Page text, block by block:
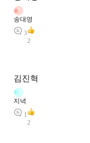
송
송대영
3
2
김진혁
지
지녁
1
2